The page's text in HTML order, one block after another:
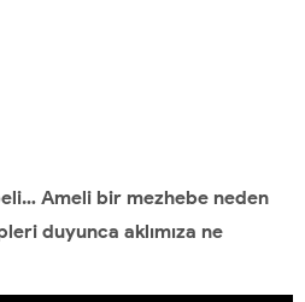
Ameli bir mezhebe neden
duyunca aklımıza ne